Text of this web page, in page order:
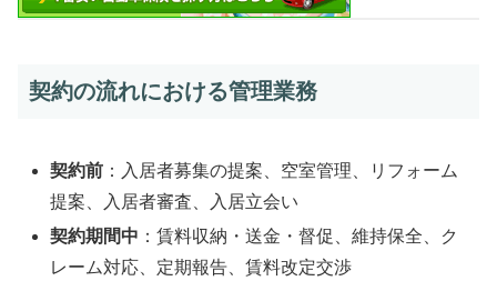
契約の流れにおける管理業務
契約前 ：入居者募集の提案、空室管理、リフォーム
提案、入居者審査、入居立会い
契約期間中 ：賃料収納・送金・督促、維持保全、ク
レーム対応、定期報告、賃料改定交渉